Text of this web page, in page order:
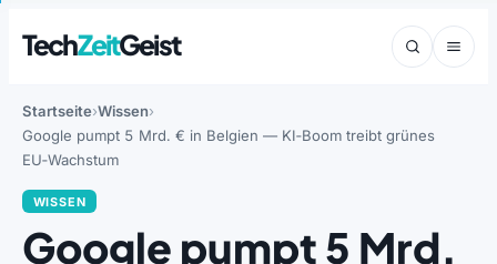
TechZeitGeist
Startseite Wissen
Google pumpt 5 Mrd. € in Belgien — KI‑Boom treibt grünes
EU‑Wachstum
WISSEN
Google pumpt 5 Mrd.